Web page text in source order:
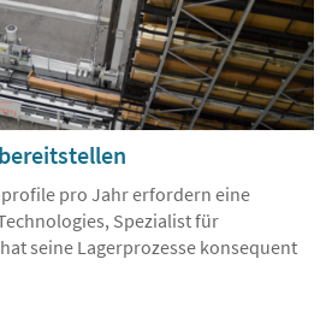
pro Jahr erfordern eine
Spezialist für
seine Lagerprozesse konsequent